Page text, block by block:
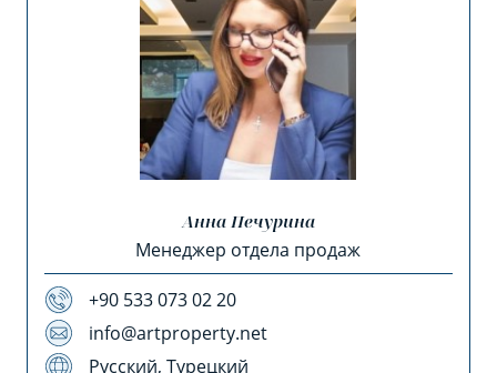
Анна Печурина
Менеджер отдела продаж
+90 533 073 02 20
info@artproperty.net
Русский, Турецкий